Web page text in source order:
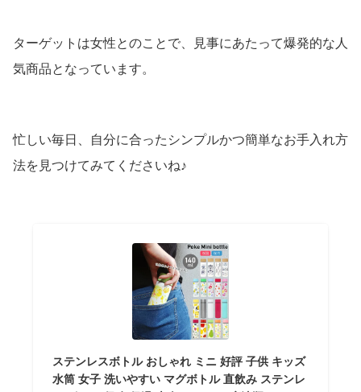
ターゲットは女性とのことで、見事にあたって爆発的な人
気商品となっています。
忙しい毎日、自分に合ったシンプルかつ簡単なお手入れ方
法を見つけてみてくださいね♪
ステンレスボトル おしゃれ ミニ 好評 子供 キッズ
水筒 女子 洗いやすい マグボトル 直飲み ステンレ